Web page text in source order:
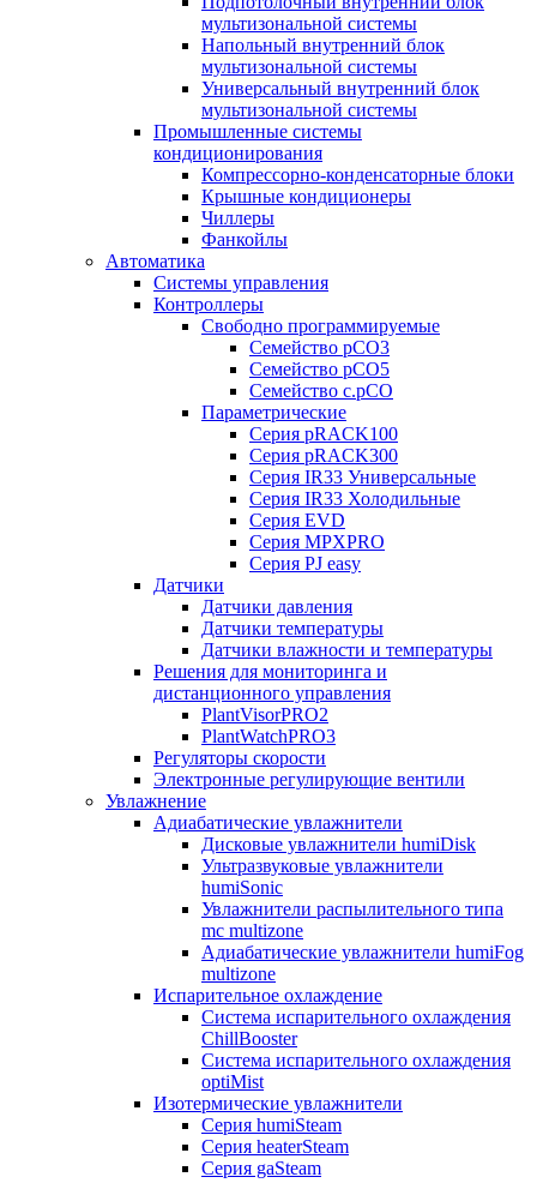
мультизональной системы
Напольный внутренний блок
мультизональной системы
Универсальный внутренний блок
мультизональной системы
Промышленные системы
кондиционирования
Компрессорно-конденсаторные блоки
Крышные кондиционеры
Чиллеры
Фанкойлы
Автоматика
Системы управления
Контроллеры
Свободно программируемые
Семейство pCO3
Семейство pCO5
Семейство c.pCO
Параметрические
Серия pRACK100
Серия pRACK300
Серия IR33 Универсальные
Серия IR33 Холодильные
Серия EVD
Серия MPXPRO
Серия PJ easy
Датчики
Датчики давления
Датчики температуры
Датчики влажности и температуры
Решения для мониторинга и
дистанционного управления
PlantVisorPRO2
PlantWatchPRO3
Регуляторы скорости
Электронные регулирующие вентили
Увлажнение
Адиабатические увлажнители
Дисковые увлажнители humiDisk
Ультразвуковые увлажнители
humiSonic
Увлажнители распылительного типа
mc multizone
Адиабатические увлажнители humiFog
multizone
Испарительное охлаждение
Система испарительного охлаждения
ChillBooster
Система испарительного охлаждения
optiMist
Изотермические увлажнители
Серия humiSteam
Серия heaterSteam
Серия gaSteam